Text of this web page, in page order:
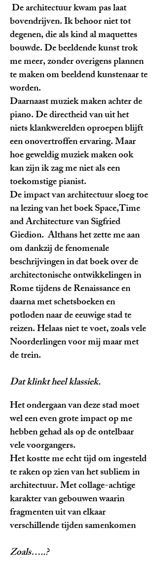
De architectuur kwam pas laat
bovendrijven. Ik behoor niet tot
degenen, die als kind al maquettes
bouwde. De beeldende kunst trok
me meer, zonder overigens plannen
te maken om beeldend kunstenaar te
worden.
Daarnaast muziek maken achter de
piano. De directheid van uit het
niets klankwerelden oproepen blijft
een onovertroffen ervaring. Maar
hoe geweldig muziek maken ook
kan zijn ik zag me niet als een
toekomstige pianist.
De impact van architectuur sloeg toe
na lezing van het boek Space,Time
and Architecture van Sigfried
Giedion. Althans het zette me aan
om dankzij de fenomenale
beschrijvingen in dat boek over de
architectonische ontwikkelingen in
Rome tijdens de Renaissance en
daarna met schetsboeken en
potloden naar de eeuwige stad te
reizen. Helaas niet te voet, zoals vele
Noorderlingen voor mij maar met
de trein.
Dat klinkt heel klassiek.
Het ondergaan van deze stad moet
wel een even grote impact op me
hebben gehad als op de ontelbaar
vele voorgangers.
Het kostte me echt tijd om ingesteld
te raken op zien van het subliem in
architectuur. Met collage-achtige
karakter van gebouwen waarin
fragmenten uit van elkaar
verschillende tijden samenkomen
Zoals…..?